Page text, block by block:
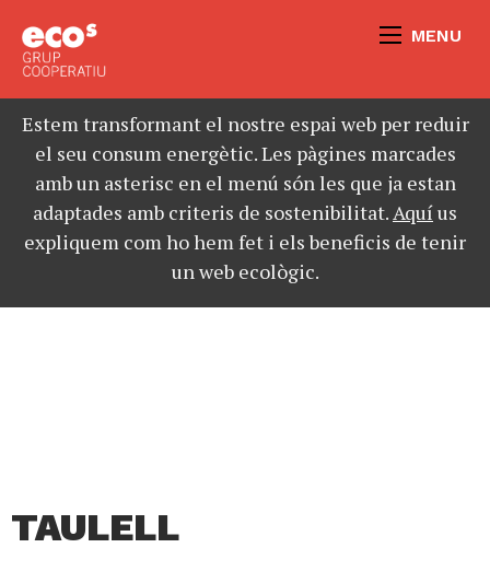
MENU
Estem transformant el nostre espai web per reduir
el seu consum energètic. Les pàgines marcades
amb un asterisc en el menú són les que ja estan
adaptades amb criteris de sostenibilitat.Aquíus
expliquem com ho hem fet i els beneficis de tenir
un web ecològic.
TAULELL